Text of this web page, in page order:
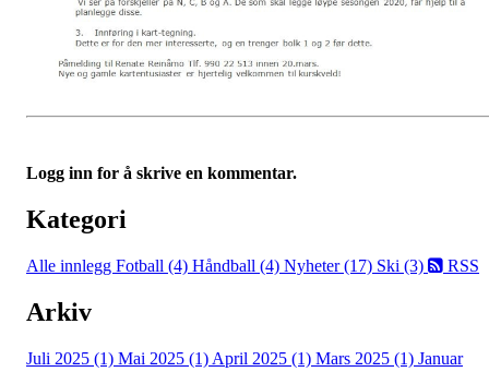
Logg inn for å skrive en kommentar.
Kategori
Alle innlegg Fotball (4) Håndball (4) Nyheter (17) Ski (3) RSS
Arkiv
Juli 2025 (1) Mai 2025 (1) April 2025 (1) Mars 2025 (1) Januar